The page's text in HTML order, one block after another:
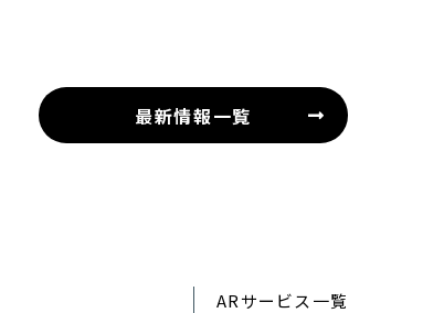
最新情報一覧
ARサービス一覧